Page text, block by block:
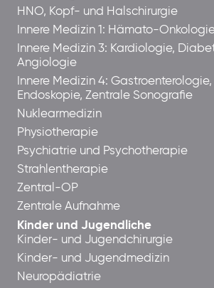
HNO, Kopf- und Halschirurgie
Innere Medizin 1: Hämato-
Innere Medizin 3: Kardiologie,
Angiologie
Innere Medizin 4:
Endoskopie, Zentrale Sonografie
Nuklearmedizin
Physiotherapie
Psychiatrie und Psychotherapie
Strahlentherapie
Zentral-OP
Zentrale Aufnahme
Kinder und Jugendliche
Kinder- und Jugendchirurgie
Kinder- und Jugendmedizin
Neuropädiatrie